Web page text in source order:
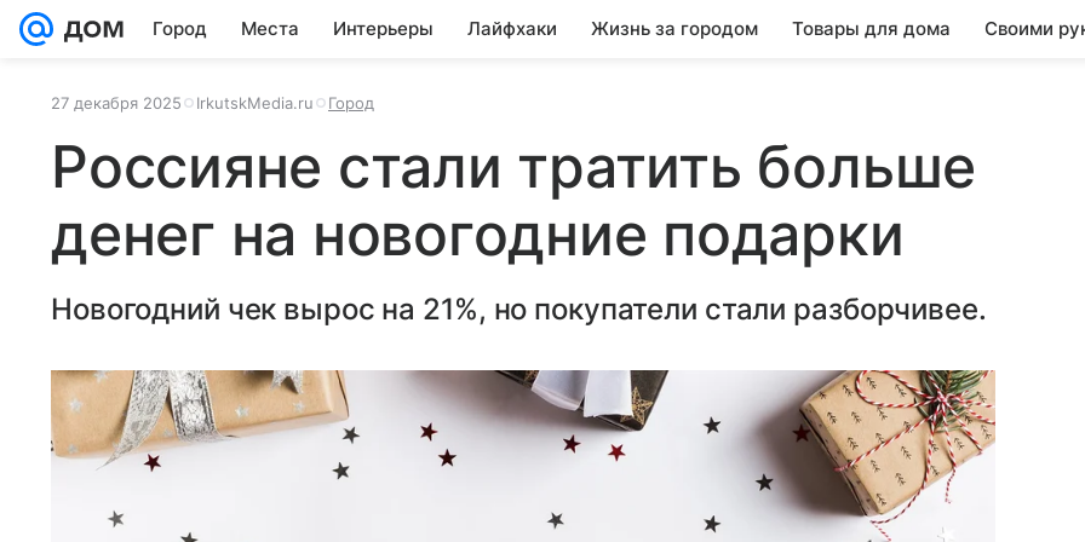
Город Места Интерьеры Лайфхаки Жизнь за городом Товары для дома Своими
27 декабря 2025 IrkutskMedia.ru Город
Россияне стали тратить больше
денег на новогодние подарки
Новогодний чек вырос на 21%, но покупатели стали разборчивее.